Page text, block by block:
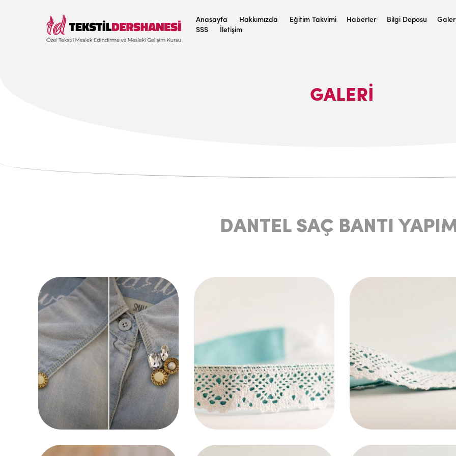
Anasayfa Hakkımızda Eğitim Takvimi Haberler Bilgi Deposu
SSS
İletişim
GALERI
DANTEL SAÇ BANTI